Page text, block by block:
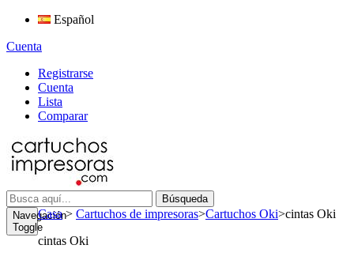
Español
Cuenta
Registrarse
Cuenta
Lista
Comparar
Búsqueda
Navegación
Toggle
Casa > Cartuchos de impresoras>Cartuchos Oki>cintas Oki
cintas Oki